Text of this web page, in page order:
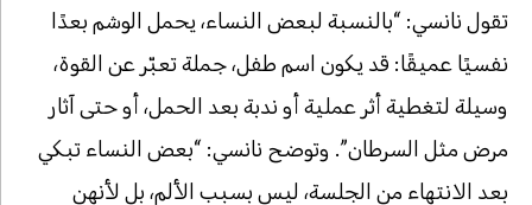
تقول نانسي: “بالنسبة لبعض النساء، يحمل الوشم بعدًا
نفسيًا عميقًا: قد يكون اسم طفل، جملة تعبّر عن القوة،
وسيلة لتغطية أثر عملية أو ندبة بعد الحمل، أو حتى آثار
مرض مثل السرطان”. وتوضح نانسي: “بعض النساء تبكي
بعد الانتهاء من الجلسة، ليس بسبب الألم، بل لأنهن